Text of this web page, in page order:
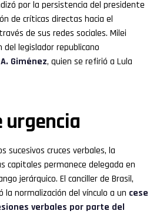
por la persistencia del presidente
de críticas directas hacia el
de sus redes sociales. Milei
legislador republicano
Giménez, quien se refirió a Lula
urgencia
sucesivos cruces verbales, la
capitales permanece delegada en
jerárquico. El canciller de Brasil,
la normalización del vínculo a un cese
verbales por parte del